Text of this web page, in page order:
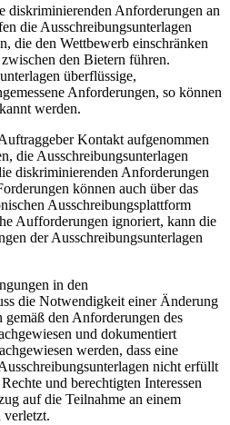
diskriminierenden Anforderungen an
die Ausschreibungsunterlagen
die den Wettbewerb einschränken
den Bietern führen.
überflüssige,
Anforderungen, so können
werden.
Kontakt aufgenommen
die Ausschreibungsunterlagen
diskriminierenden Anforderungen
können auch über das
Ausschreibungsplattform
Aufforderungen ignoriert, kann die
der Ausschreibungsunterlagen
in den
die Notwendigkeit einer Änderung
gemäß den Anforderungen des
und dokumentiert
werden, dass eine
nicht erfüllt
und berechtigten Interessen
auf die Teilnahme an einem
verletzt.